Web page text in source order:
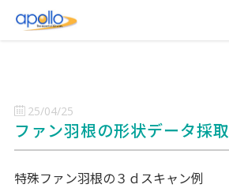
25/04/25
ファン羽根の形状データ採取
特殊ファン羽根の３ｄスキャン例